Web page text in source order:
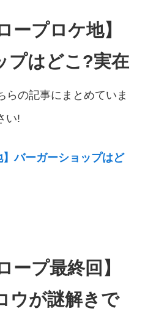
ープロケ地】
プはどこ?実在
らの記事にまとめていま
い!
】バーガーショップはど
ープ最終回】
ウが謎解きで